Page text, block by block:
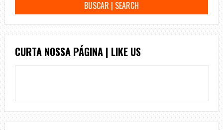
CURTA NOSSA PÁGINA | LIKE US